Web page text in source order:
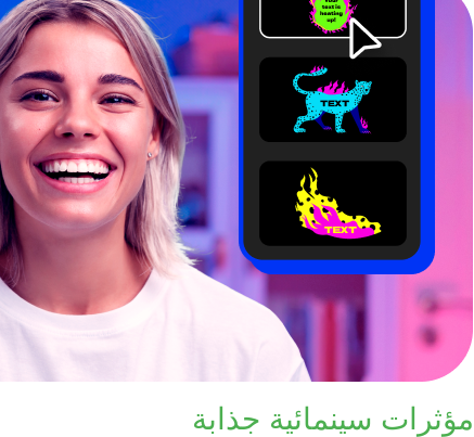
مؤثرات سينمائية جذابة